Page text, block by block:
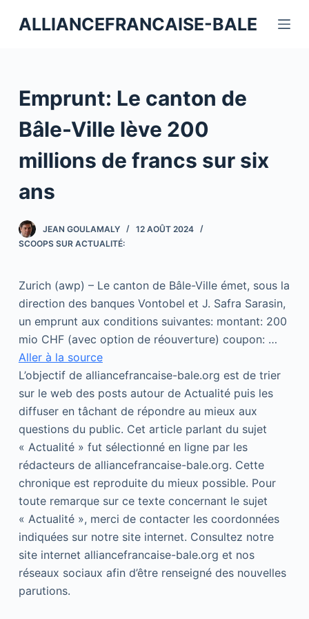
a
e
a
c
n
e
n
ALLIANCEFRANCAISE-BALE
Emprunt: Le canton de
Bâle-Ville lève 200
millions de francs sur six
ans
JEAN GOULAMALY
12 AOÛT 2024
SCOOPS SUR ACTUALITÉ:
Zurich (awp) – Le canton de Bâle-Ville émet, sous la
direction des banques Vontobel et J. Safra Sarasin,
un emprunt aux conditions suivantes: montant: 200
mio CHF (avec option de réouverture) coupon: …
Aller à la source
L’objectif de alliancefrancaise-bale.org est de trier
sur le web des posts autour de Actualité puis les
diffuser en tâchant de répondre au mieux aux
questions du public. Cet article parlant du sujet
« Actualité » fut sélectionné en ligne par les
rédacteurs de alliancefrancaise-bale.org. Cette
chronique est reproduite du mieux possible. Pour
toute remarque sur ce texte concernant le sujet
« Actualité », merci de contacter les coordonnées
indiquées sur notre site internet. Consultez notre
site internet alliancefrancaise-bale.org et nos
réseaux sociaux afin d’être renseigné des nouvelles
parutions.